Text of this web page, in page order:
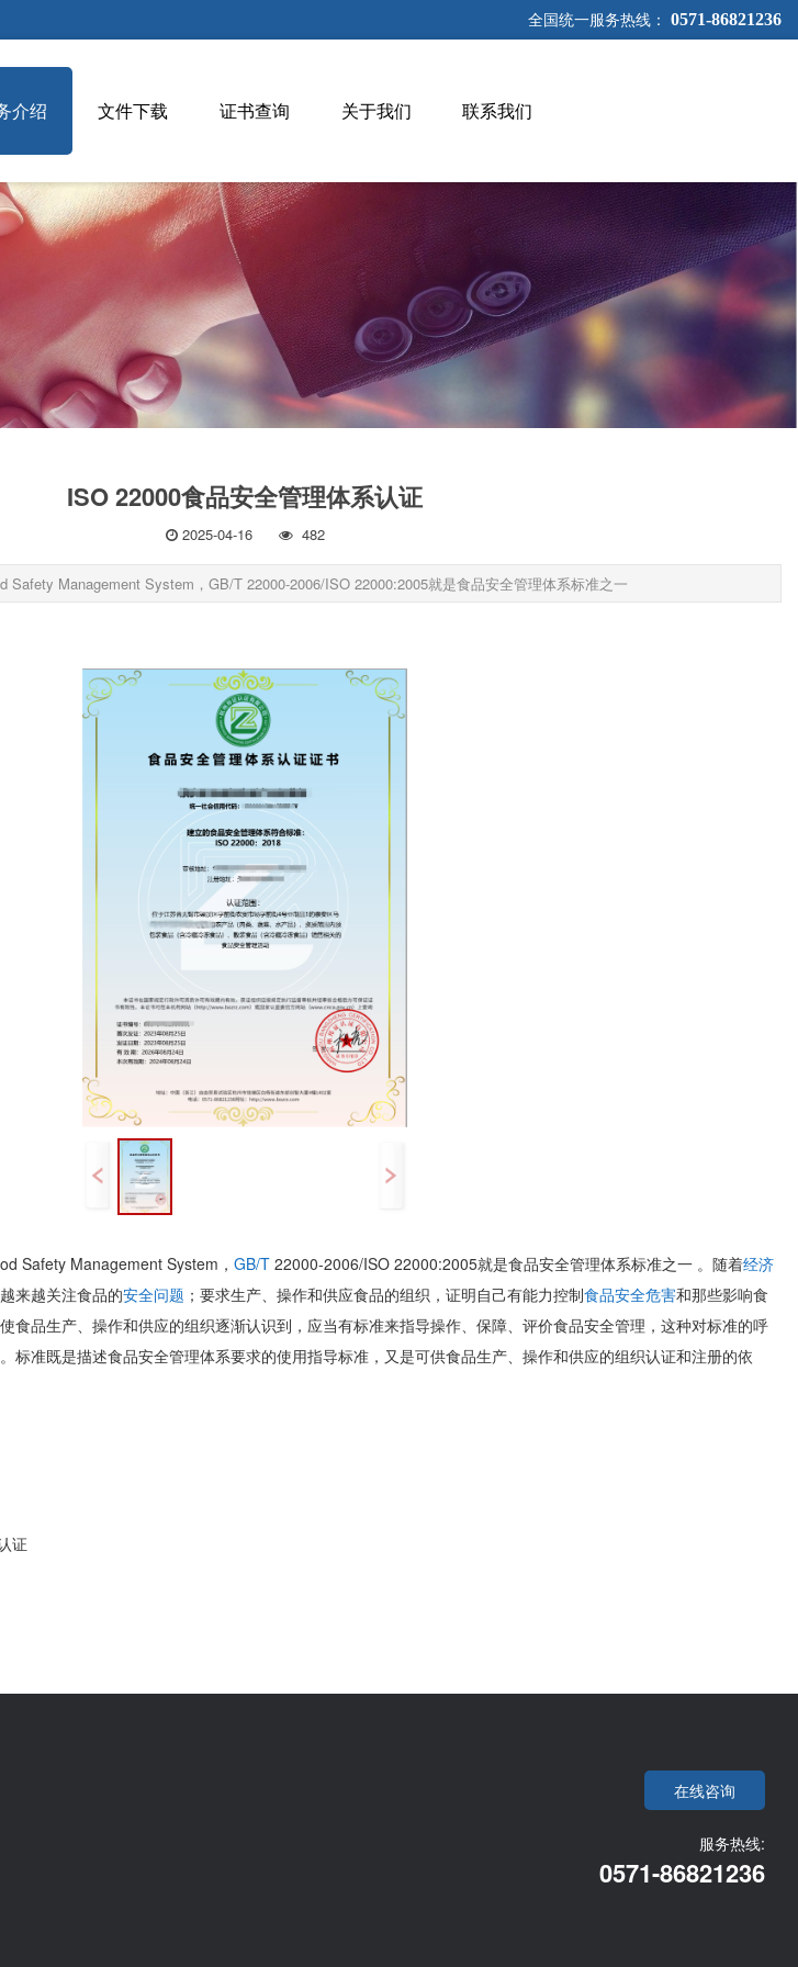
全国统一服务热线： 0571-86821236
介绍 文件下载 证书查询 关于我们 联系我们
ISO 22000食品安全管理体系认证
2025-04-16 482
Safety Management System，GB/T 22000-2006/ISO 22000:2005就是食品安全管理体系标准之一
Safety Management System， GB/T 22000-2006/ISO 22000:2005就是食品安全管理体系标准之一 。随着经济
来越关注食品的安全问题 ；要求生产、操作和供应食品的组织，证明自己有能力控制食品安全危害和那些影响食
食品生产、操作和供应的组织逐渐认识到，应当有标准来指导操作、保障、评价食品安全管理，这种对标准的呼
标准既是描述食品安全管理体系要求的使用指导标准，又是可供食品生产、操作和供应的组织认证和注册的依
证
在线咨询
服务热线:
0571-86821236